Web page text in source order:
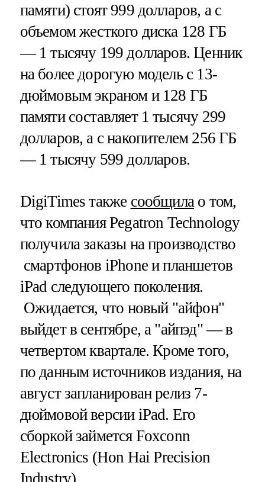
памяти) стоят 999 долларов, а с
объемом жесткого диска 128 ГБ
— 1 тысячу 199 долларов. Ценник
на более дорогую модель с 13-
дюймовым экраном и 128 ГБ
памяти составляет 1 тысячу 299
долларов, а с накопителем 256 ГБ
— 1 тысячу 599 долларов.
DigiTimes также сообщила о том,
что компания Pegatron Technology
получила заказы на производство
смартфонов iPhone и планшетов
iPad следующего поколения.
Ожидается, что новый "айфон"
выйдет в сентябре, а "айпэд" — в
четвертом квартале. Кроме того,
по данным источников издания, на
август запланирован релиз 7-
дюймовой версии iPad. Его
сборкой займется Foxconn
Electronics (Hon Hai Precision
Industry).